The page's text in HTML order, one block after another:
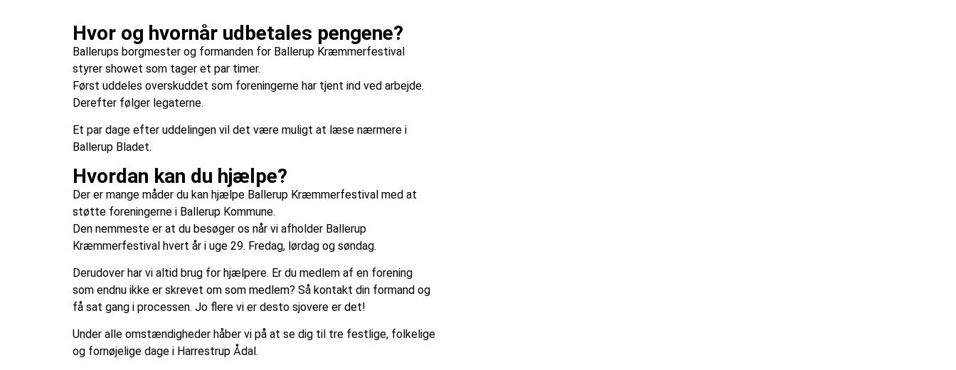
Hvor og hvornår udbetales pengene?
Ballerups borgmester og formanden for Ballerup Kræmmerfestival
styrer showet som tager et par timer.
Først uddeles overskuddet som foreningerne har tjent ind ved arbejde.
Derefter følger legaterne.
Et par dage efter uddelingen vil det være muligt at læse nærmere i
Ballerup Bladet.
Hvordan kan du hjælpe?
Der er mange måder du kan hjælpe Ballerup Kræmmerfestival med at
støtte foreningerne i Ballerup Kommune.
Den nemmeste er at du besøger os når vi afholder Ballerup
Kræmmerfestival hvert år i uge 29. Fredag, lørdag og søndag.
Derudover har vi altid brug for hjælpere. Er du medlem af en forening
som endnu ikke er skrevet om som medlem? Så kontakt din formand og
få sat gang i processen. Jo flere vi er desto sjovere er det!
Under alle omstændigheder håber vi på at se dig til tre festlige, folkelige
og fornøjelige dage i Harrestrup Ådal.